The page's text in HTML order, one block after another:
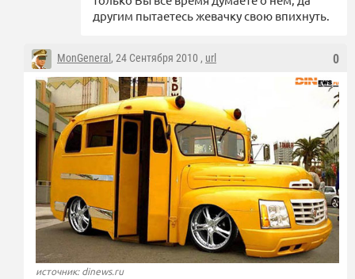
другим пытаетесь жевачку свою впихнуть.
0
MonGeneral , 24 Сентября 2010 , url
источник: dinews.ru